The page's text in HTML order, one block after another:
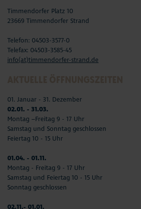
Timmendorfer Platz 10
23669 Timmendorfer Strand
Telefon: 04503-3577-0
Telefax: 04503-3585-45
info(at)timmendorfer-strand.de
01. Januar - 31. Dezember
02.01. - 31.03.
Montag –Freitag 9 - 17 Uhr
Samstag und Sonntag geschlossen
Feiertag 10 - 15 Uhr
01.04. - 01.11.
Montag - Freitag 9 - 17 Uhr
Samstag und Feiertag 10 - 15 Uhr
Sonntag geschlossen
02.11.- 01.01.